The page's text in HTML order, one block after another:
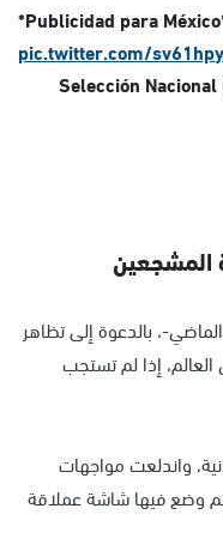
*Publicidad para
pic.twitter.com/
المشجعين
، بالدعوة إلى تظاهر
إذا لم تستجب
واندلعت مواجهات
وضع فيها شاشة عملاقة